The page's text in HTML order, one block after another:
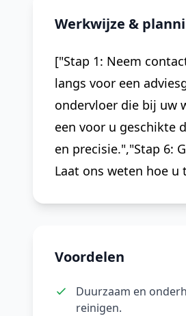
Werkwijze &
["Stap 1: Neem
langs voor een
ondervloer die bij uw
een voor u geschikte
en precisie.","Stap 6:
Laat ons weten hoe
Voordelen
Duurzaam en
reinigen.